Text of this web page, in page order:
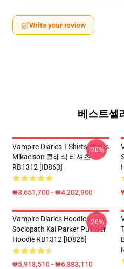
Write your review
베스트셀
Vampire Diaries T-Shirts- Klaus
Mikaelson 클래식 티셔츠
RB1312 [ID863]
₩3,651,700 - ₩4,202,900
-20%
Vampire Diaries Hoodies - I'm
Sociopath Kai Parker Pullover
Hoodie RB1312 [ID826]
₩5,918,510 - ₩6,883,110
-20%